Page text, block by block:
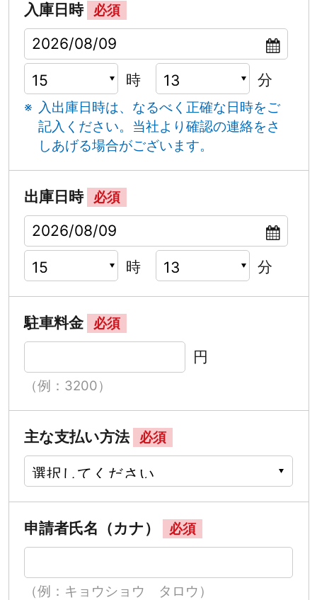
入庫日時 必須
時 分
入出庫日時は、なるべく正確な日時をご
記入ください。 当社より確認の連絡をさ
しあげる場合がございます。
出庫日時 必須
時 分
駐車料金 必須
円
（例：3200）
主な支払い方法 必須
申請者氏名（カナ） 必須
（例：キョウショウ タロウ）